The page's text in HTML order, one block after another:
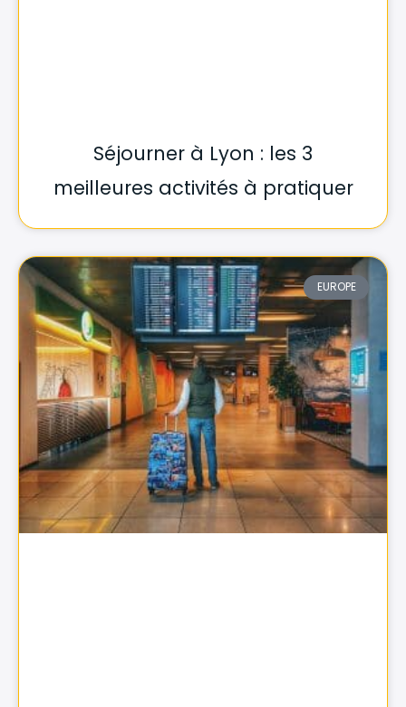
Séjourner à Lyon : les 3
meilleures activités à pratiquer
EUROPE